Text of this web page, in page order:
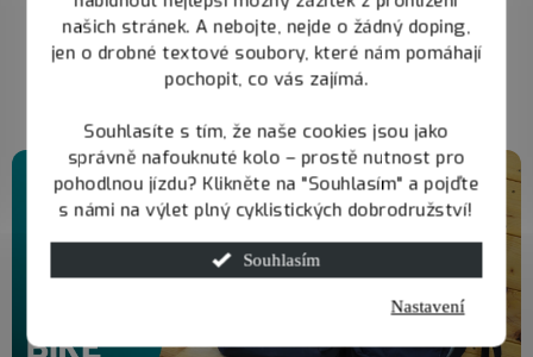
našich stránek. A nebojte, nejde o žádný doping,
jen o drobné textové soubory, které nám pomáhají
pochopit, co vás zajímá.
Souhlasíte s tím, že naše cookies jsou jako
správně nafouknuté kolo – prostě nutnost pro
pohodlnou jízdu? Klikněte na "Souhlasím" a pojďte
s námi na výlet plný cyklistických dobrodružství!
Souhlasím
Nastavení
Podobné články